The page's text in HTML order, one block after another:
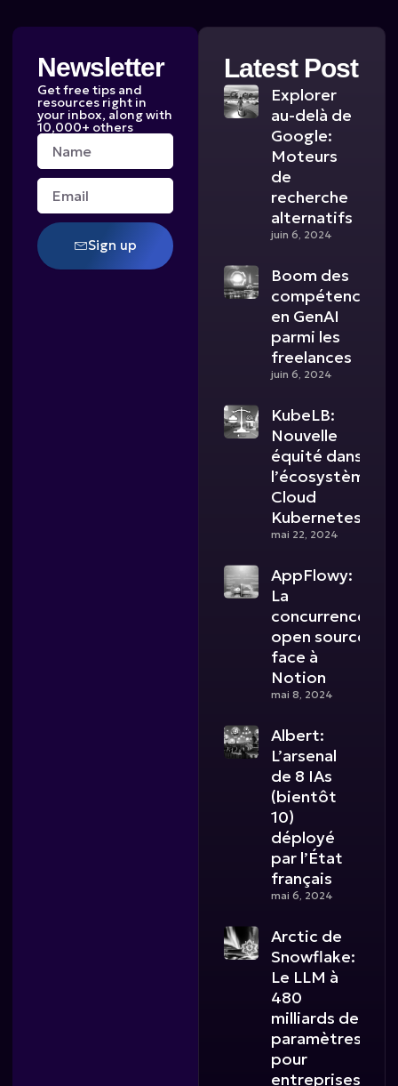
Newsletter
Get free tips and
resources right in
your inbox, along with
10,000+ others
Name
Email
Sign up
Latest Post
Explorer
au-delà de
Google:
Moteurs
de
recherche
alternatifs
juin 6, 2024
Boom des
compétences
en GenAI
parmi les
freelances
juin 6, 2024
KubeLB:
Nouvelle
équité dans
l’écosystème
Cloud
Kubernetes
mai 22, 2024
AppFlowy:
La
concurrence
open source
face à
Notion
mai 8, 2024
Albert:
L’arsenal
de 8 IAs
(bientôt
10)
déployé
par l’État
français
mai 6, 2024
Arctic de
Snowflake:
Le LLM à
480
milliards de
paramètres
pour
entreprises